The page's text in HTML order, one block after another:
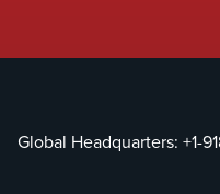
Global Headquarters: +1-